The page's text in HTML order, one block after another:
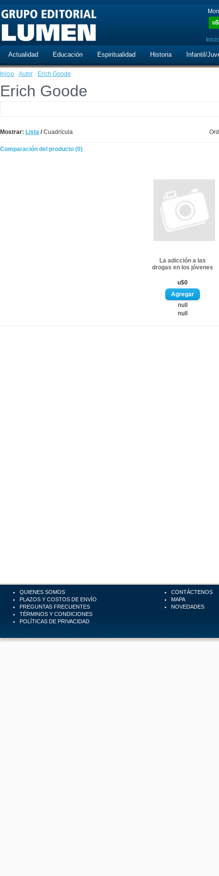
u$
Actualidad Educación Espiritualidad Historia Infantil/
Inicio · Autor · Erich Goode
Erich Goode
Mostrar: Lista /Cuadrícula
Comparación del producto (0)
La adicción a las
drogas en los jóvenes
u$0
null
null
QUIENES SOMOS
PLAZOS Y COSTOS DE ENVÍO
PREGUNTAS FRECUENTES
TÉRMINOS Y CONDICIONES
POLÍTICAS DE PRIVACIDAD
CONTÁCTENOS
MAPA
NOVEDADES